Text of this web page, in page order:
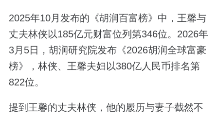
2025年10月发布的《胡润百富榜》中，王馨与
丈夫林侠以185亿元财富位列第346位。2026年
3月5日，胡润研究院发布《2026胡润全球富豪
榜》，林侠、王馨夫妇以380亿人民币排名第
822位。
提到王馨的丈夫林侠，他的履历与妻子截然不